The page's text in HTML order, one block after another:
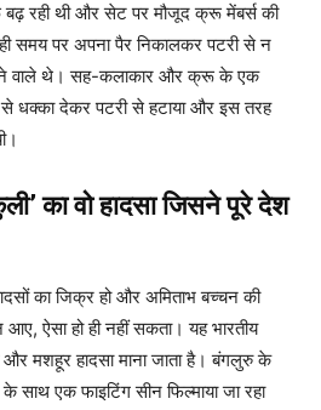
रही थी और सेट पर मौजूद क्रू मेंबर्स की
समय पर अपना पैर निकालकर पटरी से न
वाले थे। सह-कलाकार और क्रू के एक
धक्का देकर पटरी से हटाया और इस तरह
का वो हादसा जिसने पूरे देश
का जिक्र हो और अमिताभ बच्चन की
ऐसा हो ही नहीं सकता। यह भारतीय
मशहूर हादसा माना जाता है। बंगलुरु के
साथ एक फाइटिंग सीन फिल्माया जा रहा